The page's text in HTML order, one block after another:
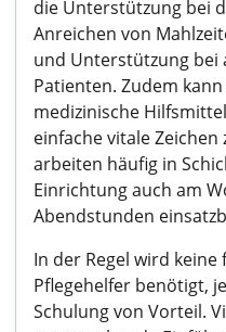
die Unterstützung bei
Anreichen von
und Unterstützung bei
Patienten. Zudem
medizinische
einfache vitale
arbeiten häufig in
Einrichtung auch am
Abendstunden
In der Regel wird
Pflegehelfer benötigt,
Schulung von Vorteil.